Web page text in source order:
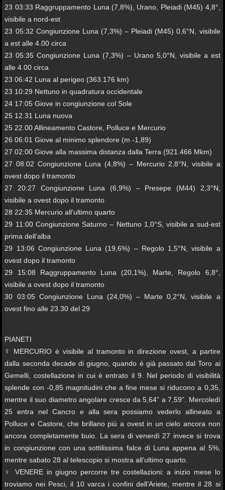
23 03:33 Raggruppamento Luna (7,8%), Urano, Pleiadi (M45) 4,8°,
visibile a nord-est
23 05:32 Congiunzione Luna (7,3%) – Pleiadi (M45) 0,6°N, visibile
a est alle 4.00 circa
23 05:35 Congiunzione Luna (7,3%) – Urano 5,0°N, visibile a est
alle 4.00 circa
23 06:42 Luna al perigeo (363.176 km)
23 10:29 Nettuno in quadratura occidentale
24 17:05 Giove in congiunzione col Sole
25 12.31 Luna nuova
25 22.00 Allineamento Castore, Polluce e Mercurio
26 06:01 Giove al minimo splendore (m -1,89)
27 02:00 Giove alla massima distanza dalla Terra (921.466 Mkm)
27 08:02 Congiunzione Luna (4,8%) – Mercurio 2,8°N, visibile a
ovest dopo il tramonto
27 20:27 Congiunzione Luna (6,9%) – Presepe (M44) 2,3°N,
visibile a ovest dopo il tramonto
28 22:35 Mercurio all’ultimo quarto
29 11:00 Congiunzione Saturno – Nettuno 1,0°S, visibile a sud-est
prima dell’alba
29 13:06 Congiunzione Luna (19,6%) – Regolo 1,5°N, visibile a
ovest dopo il tramonto
29 15:08 Raggruppamento Luna (20,1%), Marte, Regolo 6,8°,
visibile a ovest dopo il tramonto
30 03:05 Congiunzione Luna (24,0%) – Marte 0,2°N, visibile a
ovest fino alle 23.30 del 29
PIANETI
☿ MERCURIO è visibile al tramonto in direzione ovest, a partire
dalla seconda decade di giugno, quando è già passato dal Toro ai
Gemelli, costellazione in cui è entrato il 9. Nel periodo di visibilità
splende con -0,85 magnitudini che a fine mese si riducono a 0,35,
mentre il suo diametro angolare cresce da 5,64” a 7,59”. Mercoledì
25 entra nel Cancro e alla sera possiamo vederlo allineato a
Polluce e Castore, che brillano più a ovest in un cielo ancora non
ancora completamente buio. La sera di venerdì 27 invece si trova
in congiunzione con una sottilissima falce di Luna appena al 5%,
mentre sabato 28 al telescopio si mostra all’ultimo quarto.
♀ VENERE in giugno percorre tre costellazioni: a inizio mese lo
troviamo nei Pesci, il 10 varca i confini dell’Ariete, mentre il 28 si